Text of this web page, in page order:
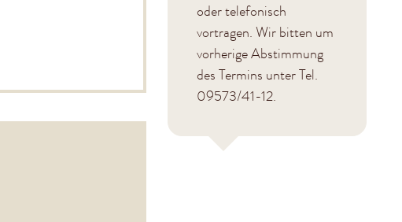
oder telefonisch
vortragen. Wir bitten um
vorherige Abstimmung
des Termins unter Tel.
09573/41-12.